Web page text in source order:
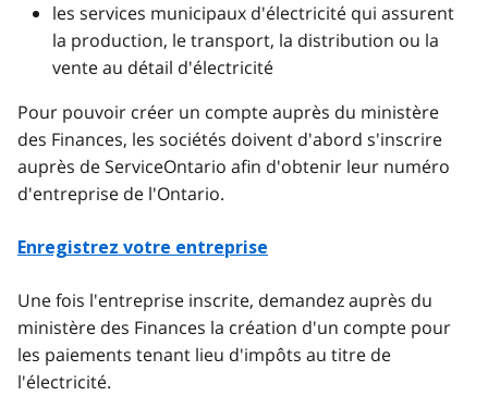
les services municipaux d'électricité qui assurent
la production, le transport, la distribution ou la
vente au détail d'électricité
Pour pouvoir créer un compte auprès du ministère
des Finances, les sociétés doivent d'abord s'inscrire
auprès de ServiceOntario afin d'obtenir leur numéro
d'entreprise de l'Ontario.
Enregistrez votre entreprise
Une fois l'entreprise inscrite, demandez auprès du
ministère des Finances la création d'un compte pour
les paiements tenant lieu d'impôts au titre de
l'électricité.